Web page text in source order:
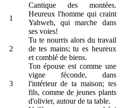
1
Cantique des montées.
Heureux l'homme qui craint
Yahweh, qui marche dans
ses voies!
2
Tu te nourris alors du travail
de tes mains; tu es heureux
et comblé de biens.
3
Ton épouse est comme une
vigne féconde, dans
l'intérieur de ta maison; tes
fils, comme de jeunes plants
d'olivier, autour de ta table.